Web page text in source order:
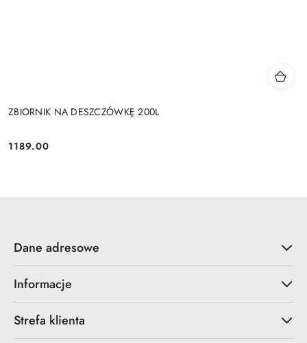
ZBIORNIK NA DESZCZÓWKĘ 200L
Cena:
1189.00
Dane adresowe
Informacje
Strefa klienta